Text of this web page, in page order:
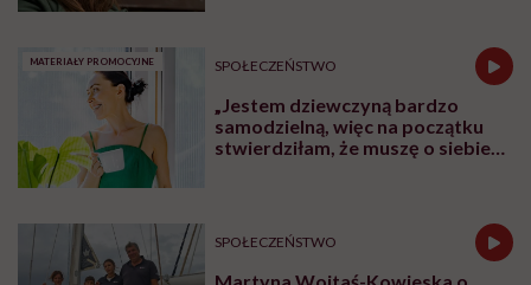
MATERIAŁY PROMOCYJNE SPOŁECZEŃSTWO
„Jestem dziewczyną bardzo
samodzielną, więc na początku
stwierdziłam, że muszę o siebie
SPOŁECZEŃSTWO
Martyna Wojtaś-Kowieska o